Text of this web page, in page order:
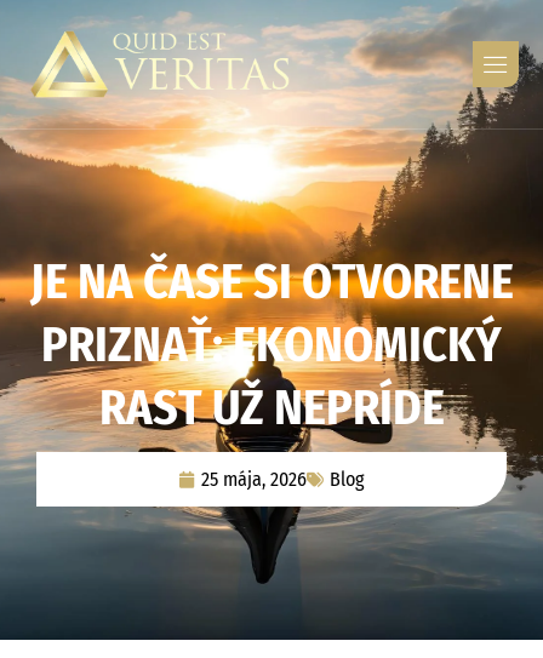
JENAČASESIOTVORENE
PRIZNAŤ:EKONOMICKÝ
RASTUŽ NEPRÍDE
25 mája, 2026 Blog